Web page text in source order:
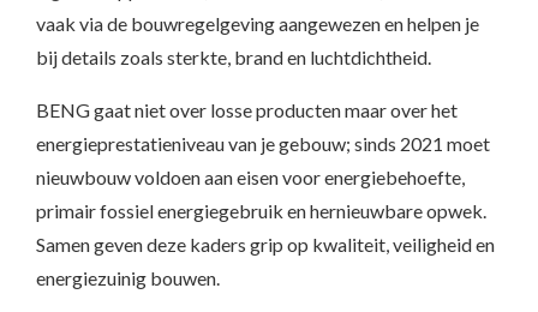
vaak via de bouwregelgeving aangewezen en helpen je
bij details zoals sterkte, brand en luchtdichtheid.
BENG gaat niet over losse producten maar over het
energieprestatieniveau van je gebouw; sinds 2021 moet
nieuwbouw voldoen aan eisen voor energiebehoefte,
primair fossiel energiegebruik en hernieuwbare opwek.
Samen geven deze kaders grip op kwaliteit, veiligheid en
energiezuinig bouwen.